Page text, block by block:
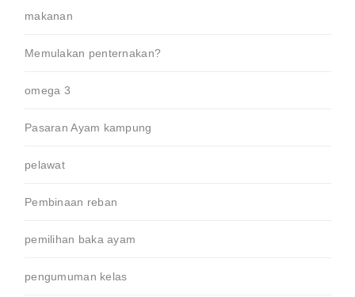
makanan
Memulakan penternakan?
omega 3
Pasaran Ayam kampung
pelawat
Pembinaan reban
pemilihan baka ayam
pengumuman kelas